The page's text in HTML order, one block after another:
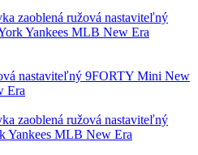
zaoblená ružová nastaviteľný
Yankees MLB New Era
zaoblená ružová nastaviteľný
Yankees MLB New Era